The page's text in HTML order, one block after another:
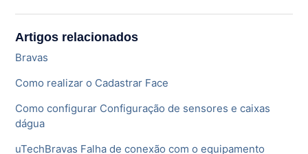
Artigos relacionados
Bravas
Como realizar o Cadastrar Face
Como configurar Configuração de sensores e caixas
dágua
uTechBravas Falha de conexão com o equipamento